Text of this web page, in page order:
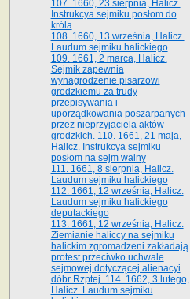
107. 1660, 23 sierpnia, Halicz.
Instrukcya sejmiku posłom do
króla
108. 1660, 13 września, Halicz.
Laudum sejmiku halickiego
109. 1661, 2 marca, Halicz.
Sejmik zapewnia
wynagrodzenie pisarzowi
grodzkiemu za trudy
przepisywania i
uporządkowania poszarpanych
przez nieprzyjaciela aktów
grodzkich. 110. 1661, 21 maja,
Halicz. Instrukcya sejmiku
posłom na sejm walny
111. 1661, 8 sierpnia, Halicz.
Laudum sejmiku halickiego
112. 1661, 12 września, Halicz.
Laudum sejmiku halickiego
deputackiego
113. 1661, 12 września, Halicz.
Ziemianie haliccy na sejmiku
halickim zgromadzeni zakładają
protest przeciwko uchwale
sejmowej dotyczącej alienacyi
dóbr Rzptej. 114. 1662, 3 lutego,
Halicz. Laudum sejmiku